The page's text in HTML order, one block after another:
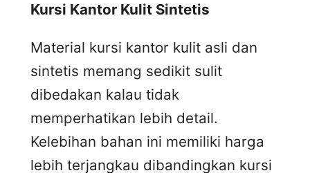
Kursi Kantor Kulit Sintetis
Material kursi kantor kulit asli dan
sintetis memang sedikit sulit
dibedakan kalau tidak
memperhatikan lebih detail.
Kelebihan bahan ini memiliki harga
lebih terjangkau dibandingkan kursi